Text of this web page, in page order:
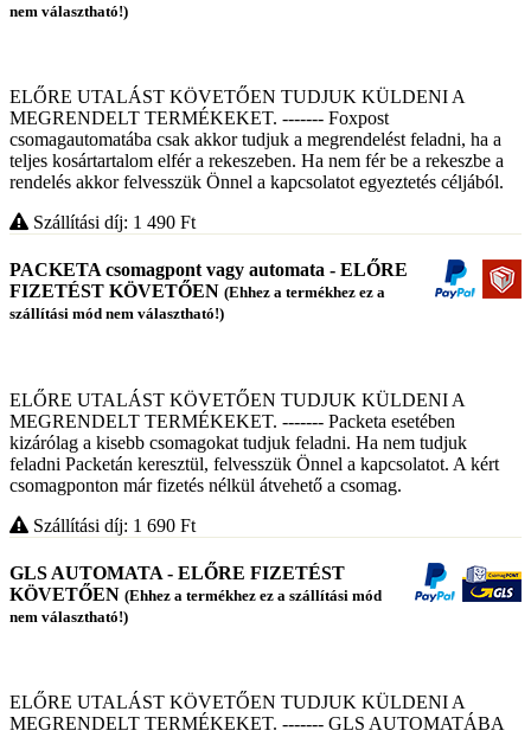
nem választható!)
ELŐRE UTALÁST KÖVETŐEN TUDJUK KÜLDENI A
MEGRENDELT TERMÉKEKET. ------- Foxpost
csomagautomatába csak akkor tudjuk a megrendelést feladni, ha a
teljes kosártartalom elfér a rekeszeben. Ha nem fér be a rekeszbe a
rendelés akkor felvesszük Önnel a kapcsolatot egyeztetés céljából.
Szállítási díj: 1 490 Ft
PACKETA csomagpont vagy automata - ELŐRE
FIZETÉST KÖVETŐEN (Ehhez a termékhez ez a
szállítási mód nem választható!)
ELŐRE UTALÁST KÖVETŐEN TUDJUK KÜLDENI A
MEGRENDELT TERMÉKEKET. ------- Packeta esetében
kizárólag a kisebb csomagokat tudjuk feladni. Ha nem tudjuk
feladni Packetán keresztül, felvesszük Önnel a kapcsolatot. A kért
csomagponton már fizetés nélkül átvehető a csomag.
Szállítási díj: 1 690 Ft
GLS AUTOMATA - ELŐRE FIZETÉST
KÖVETŐEN (Ehhez a termékhez ez a szállítási mód
nem választható!)
ELŐRE UTALÁST KÖVETŐEN TUDJUK KÜLDENI A
MEGRENDELT TERMÉKEKET. ------- GLS AUTOMATÁBA